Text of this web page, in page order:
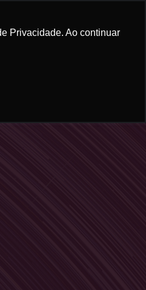
Privacidade. Ao continuar